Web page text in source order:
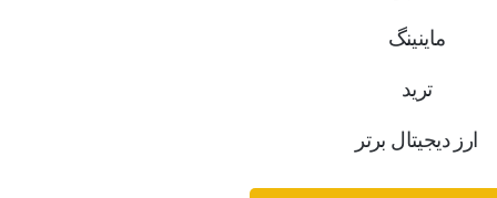
ماینینگ
ترید
ارز دیجیتال برتر